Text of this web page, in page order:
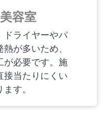
容室
ドライヤーやパ
が多いため、
が必要です。施
接当たりにくい
す。